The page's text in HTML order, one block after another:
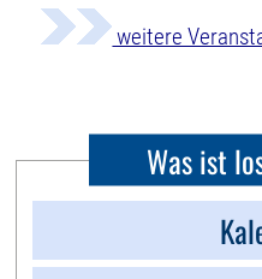
weitere
Was ist